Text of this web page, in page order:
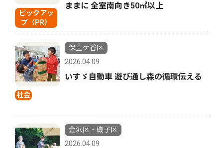
ピックアッ
プ（PR）
ままに 全室南向き50㎡以上
社会
保土ケ谷区
2026.04.09
いすゞ自動車 遊び通し森の循環伝える
金沢区・磯子区
2026.04.09